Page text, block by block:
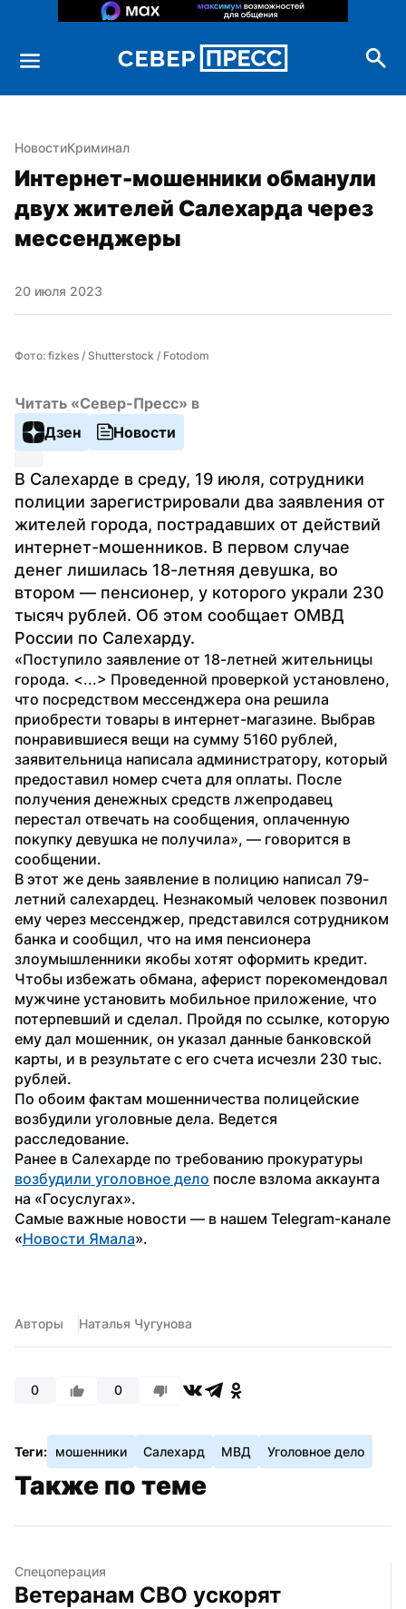
НовостиКриминал
Интернет-мошенники обманули
двух жителей Салехарда через
мессенджеры
20 июля 2023
Фото: fizkes / Shutterstock / Fotodom
Читать «Север-Пресс» в
Дзен
Новости
В Салехарде в среду, 19 июля, сотрудники
полиции зарегистрировали два заявления от
жителей города, пострадавших от действий
интернет-мошенников. В первом случае
денег лишилась 18-летняя девушка, во
втором — пенсионер, у которого украли 230
тысяч рублей. Об этом сообщает ОМВД
России по Салехарду.
«Поступило заявление от 18-летней жительницы
города. <...> Проведенной проверкой установлено,
что посредством мессенджера она решила
приобрести товары в интернет-магазине. Выбрав
понравившиеся вещи на сумму 5160 рублей,
заявительница написала администратору, который
предоставил номер счета для оплаты. После
получения денежных средств лжепродавец
перестал отвечать на сообщения, оплаченную
покупку девушка не получила», — говорится в
сообщении.
В этот же день заявление в полицию написал 79-
летний салехардец. Незнакомый человек позвонил
ему через мессенджер, представился сотрудником
банка и сообщил, что на имя пенсионера
злоумышленники якобы хотят оформить кредит.
Чтобы избежать обмана, аферист порекомендовал
мужчине установить мобильное приложение, что
потерпевший и сделал. Пройдя по ссылке, которую
ему дал мошенник, он указал данные банковской
карты, и в результате с его счета исчезли 230 тыс.
рублей.
По обоим фактам мошенничества полицейские
возбудили уголовные дела. Ведется
расследование.
возбудили уголовное дело после взлома аккаунта
на «Госуслугах».
Самые важные новости — в нашем Telegram-канале
«Новости Ямала».
Авторы Наталья Чугунова
0 0
Теги: мошенники Салехард МВД Уголовное дело
Также по теме
Спецоперация
Ветеранам СВО ускорят